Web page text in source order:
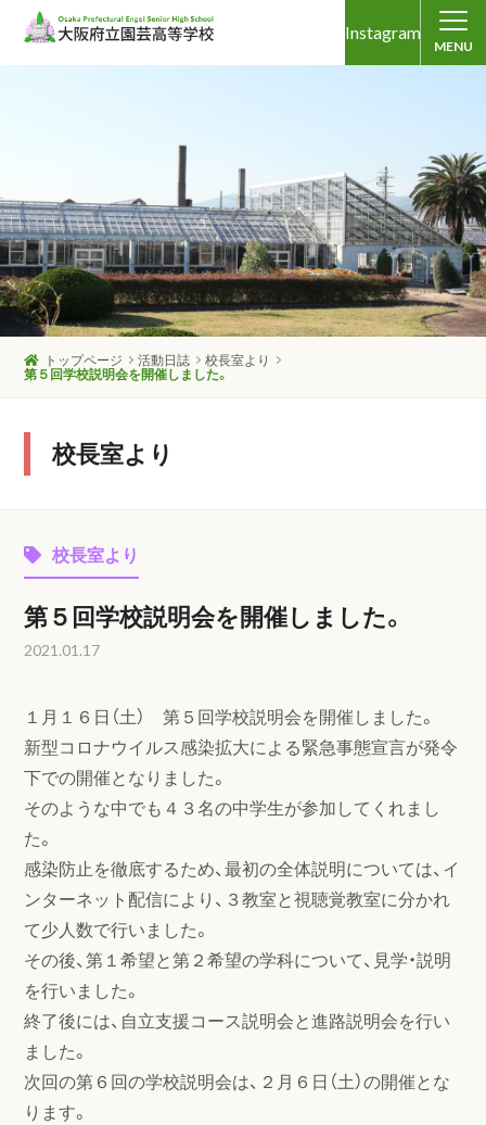
Instagram
MENU
トップページ 活動日誌
校長室より
第５回学校説明会を開催しました。
校長室より
校長室より
第５回学校説明会を開催しました。
2021.01.17
１月１６日（土） 第５回学校説明会を開催しました。
新型コロナウイルス感染拡大による緊急事態宣言が発令
下での開催となりました。
そのような中でも４３名の中学生が参加してくれまし
た。
感染防止を徹底するため、最初の全体説明については、イ
ンターネット配信により、３教室と視聴覚教室に分かれ
て少人数で行いました。
その後、第１希望と第２希望の学科について、見学・説明
を行いました。
終了後には、自立支援コース説明会と進路説明会を行い
ました。
次回の第６回の学校説明会は、２月６日（土）の開催とな
ります。